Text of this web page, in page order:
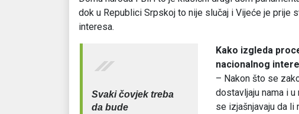
dok u Republici Srpskoj to nije slučaj i Vijeće je prije
interesa.
Svaki čovjek treba
da bude
Kako izgleda
nacionalnog
– Nakon što se
dostavljaju nama i
se izjašnjavaju da